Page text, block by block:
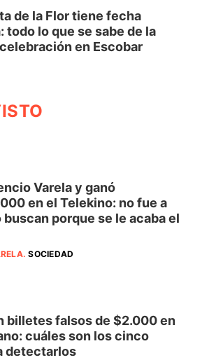
de la Flor tiene fecha
todo lo que se sabe de la
en Escobar
Varela y ganó
en el Telekino: no fue a
porque se le acaba el
.SOCIEDAD
billetes falsos de $2.000 en
cuáles son los cinco
detectarlos